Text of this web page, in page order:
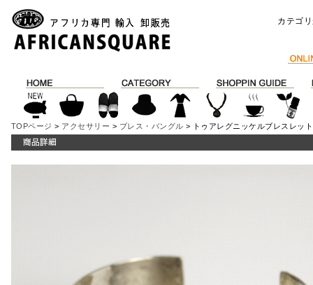
カテゴ
TOPページ > アクセサリー > ブレス・バングル > トゥアレグニッケルブレスレッ